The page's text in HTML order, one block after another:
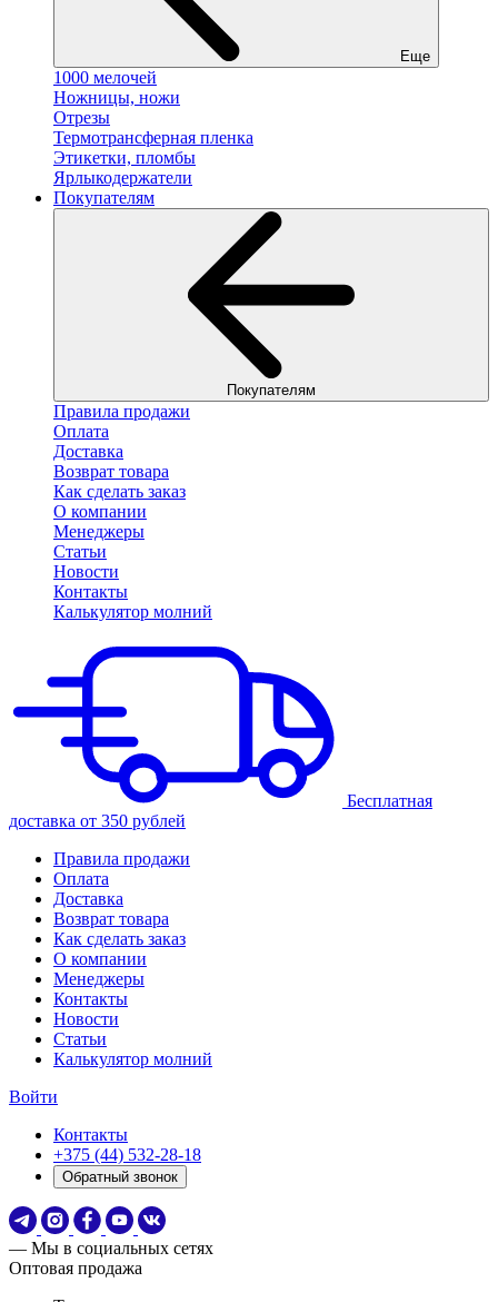
Еще
1000 мелочей
Ножницы, ножи
Отрезы
Термотрансферная пленка
Этикетки, пломбы
Ярлыкодержатели
Покупателям
Покупателям
Правила продажи
Оплата
Доставка
Возврат товара
Как сделать заказ
О компании
Менеджеры
Статьи
Новости
Контакты
Калькулятор молний
Бесплатная
доставка от 350 рублей
Правила продажи
Оплата
Доставка
Возврат товара
Как сделать заказ
О компании
Менеджеры
Контакты
Новости
Статьи
Калькулятор молний
Войти
Контакты
+375 (44) 532-28-18
Обратный звонок
— Мы в социальных сетях
Оптовая продажа